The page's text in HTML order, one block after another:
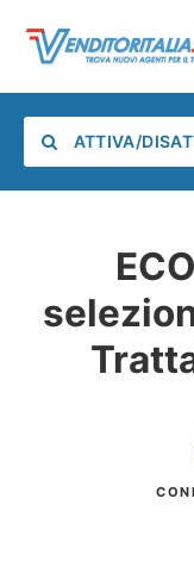
ATTIVA/
Categoria
Posizione